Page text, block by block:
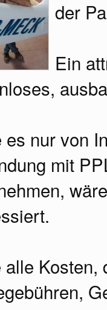
der
Ein
es nur von
mit
alle Kosten,